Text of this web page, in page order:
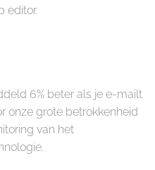
editor.
6% beter als je e-mailt
onze grote betrokkenheid
van het